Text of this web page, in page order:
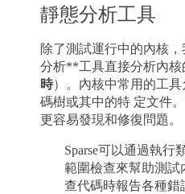
靜態分析工具
除了測試運行中的內核
分析**工具直接分析內核
時）。內核中常用的工
碼樹或其中的特 定文件
更容易發現和修復問題。
Sparse可以通過執行
範圍檢查來幫助測試
查代碼時報告各種錯